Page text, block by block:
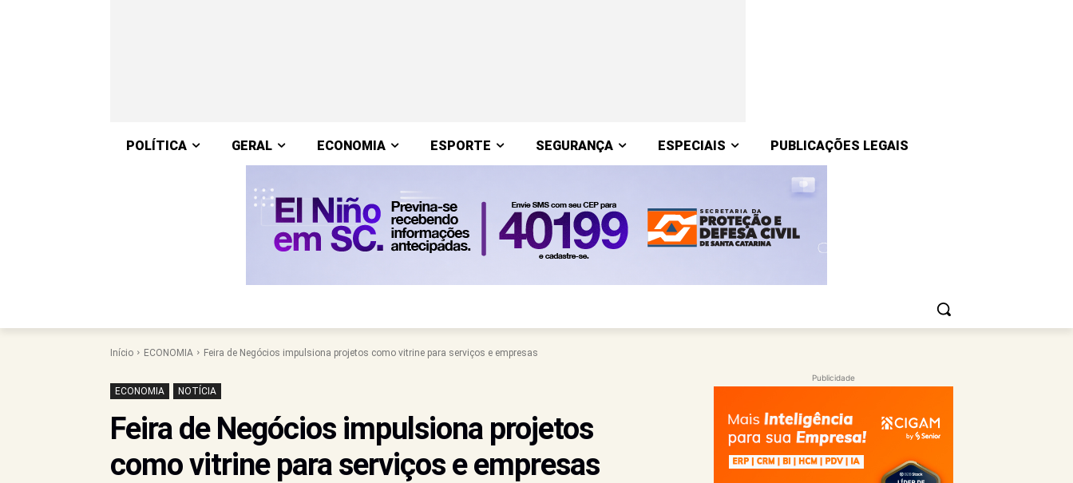
POLÍTICA GERAL ECONOMIA ESPORTE SEGURANÇA ESPECIAIS PUBLICAÇÕES LEGAIS
Início ECONOMIA Feira de Negócios impulsiona projetos como vitrine para serviços e empresas
ECONOMIA NOTÍCIA
Feira de Negócios impulsiona projetos
como vitrine para serviços e empresas
Publicidade